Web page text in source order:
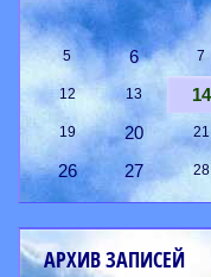
5 6 7
12 13 14
19 20 21
26 27 28
АРХИВ ЗАПИСЕЙ